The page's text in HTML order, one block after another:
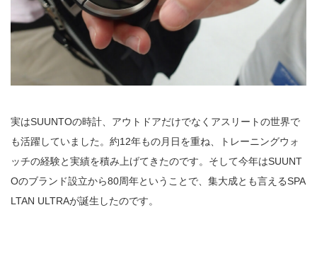
実はSUUNTOの時計、アウトドアだけでなくアスリートの世界で
も活躍していました。約12年もの月日を重ね、トレーニングウォ
ッチの経験と実績を積み上げてきたのです。そして今年はSUUNT
Oのブランド設立から80周年ということで、集大成とも言えるSPA
LTAN ULTRAが誕生したのです。